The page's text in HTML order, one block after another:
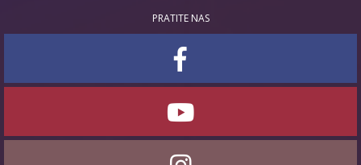
PRATITE NAS